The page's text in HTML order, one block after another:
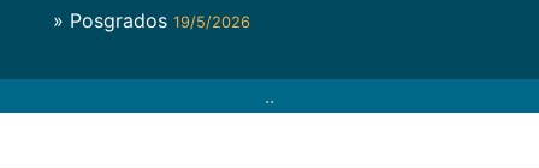
» Posgrados 19/5/2026
..